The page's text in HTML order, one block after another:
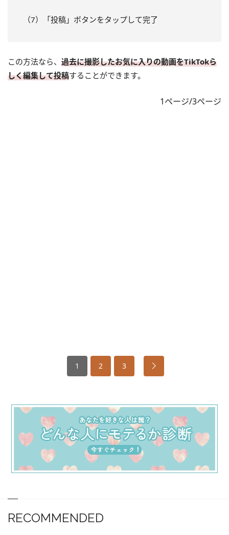
（7）「投稿」ボタンをタップして完了
この方法なら、 過去に撮影したお気に入りの動画をTikTokら
しく編集して投稿することができます。
1ページ/3ページ
1 2 3
RECOMMENDED